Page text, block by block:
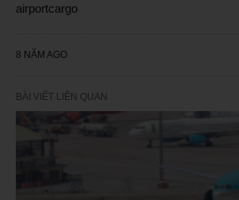
airportcargo
8 NĂM AGO
BÀI VIẾT LIÊN QUAN